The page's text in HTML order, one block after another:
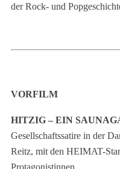
der Rock- und
VORFILM
HITZIG – EIN
Gesellschaftssatire in der
Reitz, mit den HEIMAT-